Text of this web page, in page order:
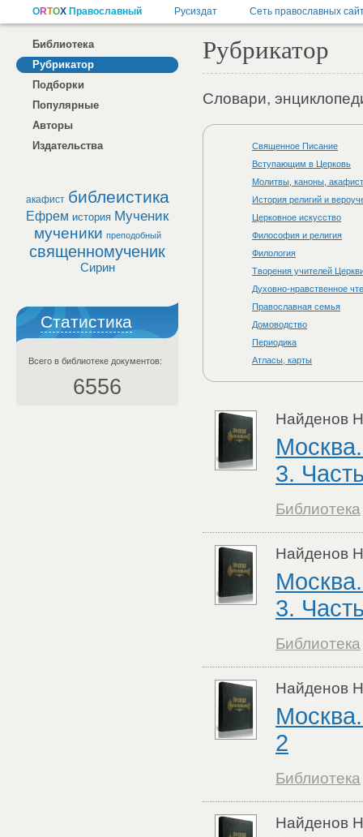
Библиотека
Рубрикатор
Подборки
Популярные
Авторы
Издательства
акафист библеистика
Ефрем история Мученик
мученики преподобный
священномученик
Сирин
Статистика
Всего в библиотеке документов:
6556
Рубрикатор
Словари,
Священное Писание
Вступающим в Церковь
Молитвы, каноны,
История религий и
Церковное искусство
Философия и религия
Филология
Творения учителей
Духовно-нравственное
Православная семья
Домоводство
Периодика
Атласы, карты
Найденов
3.
Библиотека
Найденов
3.
Библиотека
Найденов
2
Библиотека
Найденов